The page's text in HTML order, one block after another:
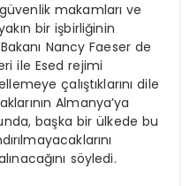
makamları ve
bir işbirliğinin
Nancy Faeser de
ile Esed rejimi
çalıştıklarını dile
Almanya’ya
başka bir ülkede bu
söyledi.